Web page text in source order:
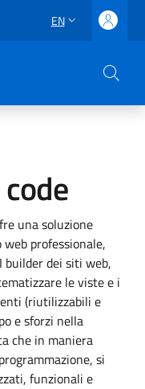
LANGUAGE
EN
una soluzione
professionale,
builder dei siti web,
le viste e i
(riutilizzabili e
e sforzi nella
che in maniera
si
funzionali e